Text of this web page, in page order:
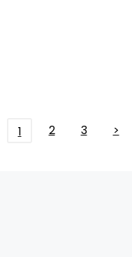
1 2 3 >